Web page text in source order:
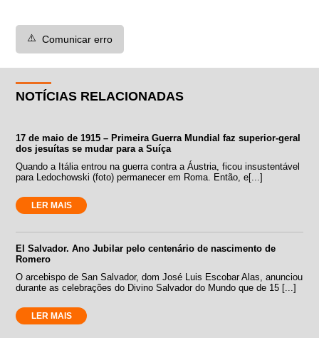
⚠️ Comunicar erro
NOTÍCIAS RELACIONADAS
17 de maio de 1915 – Primeira Guerra Mundial faz superior-geral
dos jesuítas se mudar para a Suíça
Quando a Itália entrou na guerra contra a Áustria, ficou insustentável
para Ledochowski (foto) permanecer em Roma. Então, e[...]
LER MAIS
El Salvador. Ano Jubilar pelo centenário de nascimento de
Romero
O arcebispo de San Salvador, dom José Luis Escobar Alas, anunciou
durante as celebrações do Divino Salvador do Mundo que de 15 [...]
LER MAIS